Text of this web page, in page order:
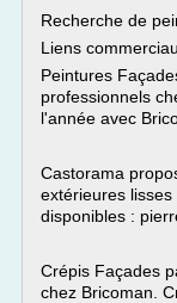
Recherche de
Liens
Peintures
professionnels
l'année avec
Castorama
extérieures
disponibles :
Crépis Façades
chez Bricoman.